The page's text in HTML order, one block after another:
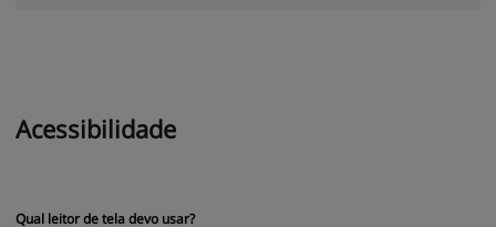
Acessibilidade
Qual leitor de tela devo usar?